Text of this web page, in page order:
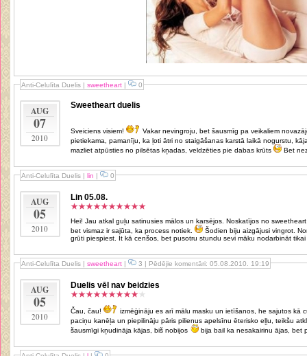
Anti-Celulīta Duelis| sweetheart| 0
AUG
07
2010
Sweetheart duelis
Sveiciens visiem!
Vakar nevingroju, bet šausmīg pa veikaliem novazājos, tāpēc slodzīte jau bija gana
pietiekama, pamanīju, ka ļoti ātri no staigāšanas karstā laikā nogurstu,
mazliet atpūsties no pilsētas kņadas, veldzēties pie dabas krūts
Bet
Anti-Celulīta Duelis| lin | 0
AUG
05
2010
Lin 05.08.
Hei! Jau atkal guļu satinusies mālos un karsējos. Noskatījos no sweetheart un pieliku paciņu kanēli. Riktīgi dedzina,
bet vismaz ir sajūta, ka process notiek.
Šodien biju aizgājusi vingrot. Normāli uz nodarbību, jo pašai sevi majās
grūti piespiest. It kā cenšos, bet pusotru stundu sevi māku nodarbināt tikai
Anti-Celulīta Duelis| sweetheart| 3 | Pēdējie komentāri: 05.08.2010. 19:19
AUG
05
2010
Duelis vēl nav beidzies
Čau, čau!
izmēģināju es arī mālu masku un ietīšanos, he sajutos kā
paciņu kanēļa un piepilināju pāris pilienus apelsīnu ēterisko eļļu, teikšu
šausmīgi kņudināja kājas, biš nobijos
bija bail ka nesakairinu ājas, bet